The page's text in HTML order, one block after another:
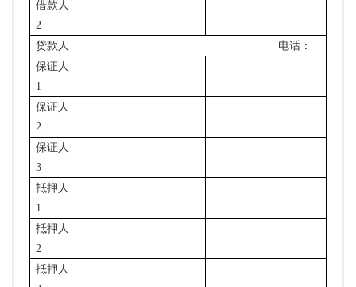
借款人
2
贷款人
电话：
保证人
1
保证人
2
保证人
3
抵押人
1
抵押人
2
抵押人